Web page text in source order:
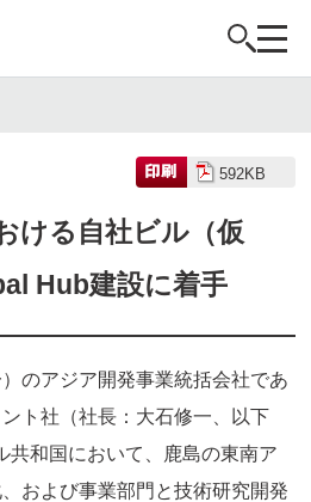
592KB
ける自社ビル（仮
Hub建設に着手
のアジア開発事業統括会社であ
ト社（社長：大石修一、以下
共和国において、鹿島の東南ア
および事業部門と技術研究開発